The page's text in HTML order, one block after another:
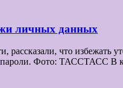
личных данных
что избежать
пароли. Фото: ТАССТАСС